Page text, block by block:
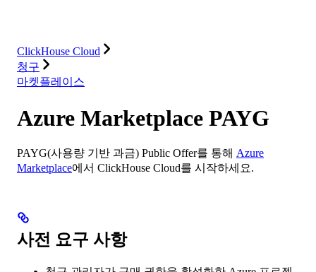
ClickHouse Cloud
청구
마켓플레이스
Azure Marketplace PAYG
PAYG(사용량 기반 과금) Public Offer를 통해 Azure
Marketplace에서 ClickHouse Cloud를 시작하세요.
사전 요구 사항